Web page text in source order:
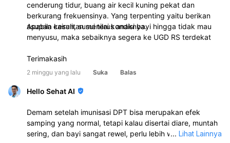
cenderung tidur, buang air kecil kuning pekat dan
berkurang frekuensinya. Yang terpenting yaitu berikan
asupan cairan, susui terus anaknya.
Apabila kesulitan menilai kondisi bayi hingga tidak mau
menyusu, maka sebaiknya segera ke UGD RS terdekat
Terimakasih
2 minggu yang lalu Suka Balas
Hello Sehat AI
Demam setelah imunisasi DPT bisa merupakan efek
samping yang normal, tetapi kalau disertai diare, muntah
sering, dan bayi sangat rewel, perlu lebih waspada
... Lihat Lainnya